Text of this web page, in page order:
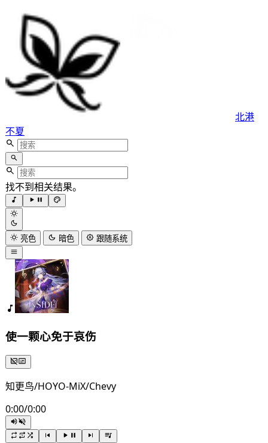
北港
不夏
找不到相关结果。
亮色 暗色 跟随系统
使一颗心免于哀伤
知更鸟/HOYO-MiX/Chevy
0:00/0:00